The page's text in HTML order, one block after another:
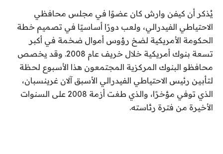
يُذكر أن كيفن وارش كان عضوًا في مجلس محافظي
الاحتياطي الفيدرالي، ولعب دورًا أساسيًا في تصميم خطة
الحكومة الأمريكية لضخ رؤوس أموال ضخمة في أكبر
تسعة بنوك أمريكية خلال خريف عام 2008. وقد يخصص
محافظو البنوك المركزية المجتمعون هذا الأسبوع لحظة
لتأبين رئيس الاحتياطي الفيدرالي الأسبق آلان غرينسبان،
الذي توفي مؤخرًا، والذي طغت أزمة 2008 على السنوات
الأخيرة من فترة رئاسته.